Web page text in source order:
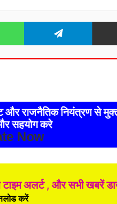
WhatsApp
और राजनैतिक नियंत्रण से
सहयोग करे
Now
टाइम अलर्ट , और सभी खबरें
करें